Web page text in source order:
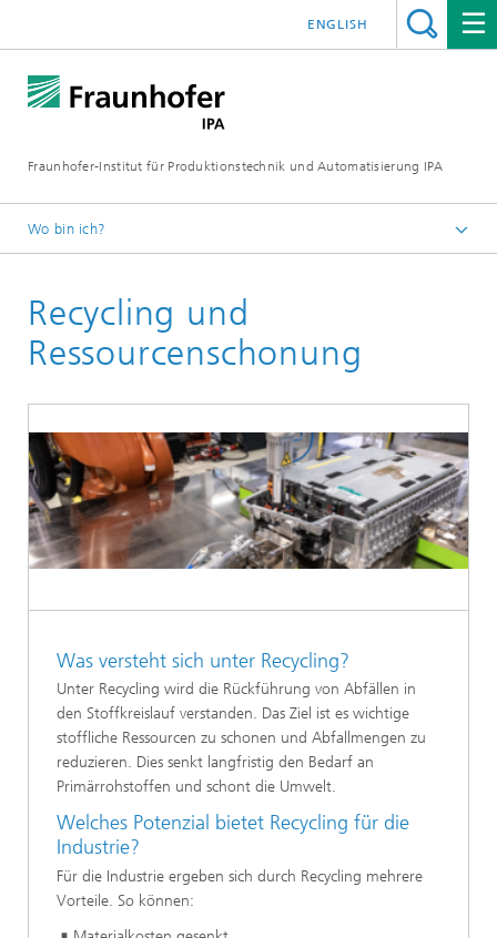
Fraunhofer-Institut für Produktionstechnik und Automatisierung IPA
ENGLISH
Wo bin ich?
Aktuelle Forschung
Fertigungs- und Prozesstechnik
Recycling und
Ressourcenschonung
Was versteht sich unter Recycling?
Unter Recycling wird die Rückführung von Abfällen in
den Stoffkreislauf verstanden. Das Ziel ist es wichtige
stoffliche Ressourcen zu schonen und Abfallmengen zu
reduzieren. Dies senkt langfristig den Bedarf an
Primärrohstoffen und schont die Umwelt.
Welches Potenzial bietet Recycling für die
Industrie?
Für die Industrie ergeben sich durch Recycling mehrere
Vorteile. So können: